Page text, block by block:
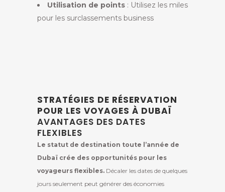
Utilisation de points : Utilisez les miles
pour les surclassements business
STRATÉGIES DE RÉSERVATION
POUR LES VOYAGES À DUBAÏ
AVANTAGES DES DATES
FLEXIBLES
Le statut de destination toute l’année de
Dubaï crée des opportunités pour les
voyageurs flexibles. Décaler les dates de quelques
jours seulement peut générer des économies